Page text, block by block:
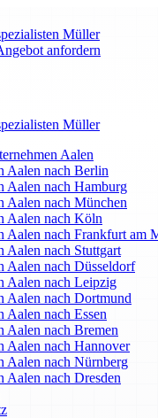
Müller
anfordern
Müller
Aalen
Aalen nach Berlin
Aalen nach Hamburg
Aalen nach München
Aalen nach Köln
Aalen nach Frankfurt am
Aalen nach Stuttgart
Aalen nach Düsseldorf
Aalen nach Leipzig
Aalen nach Dortmund
Aalen nach Essen
Aalen nach Bremen
Aalen nach Hannover
Aalen nach Nürnberg
Aalen nach Dresden